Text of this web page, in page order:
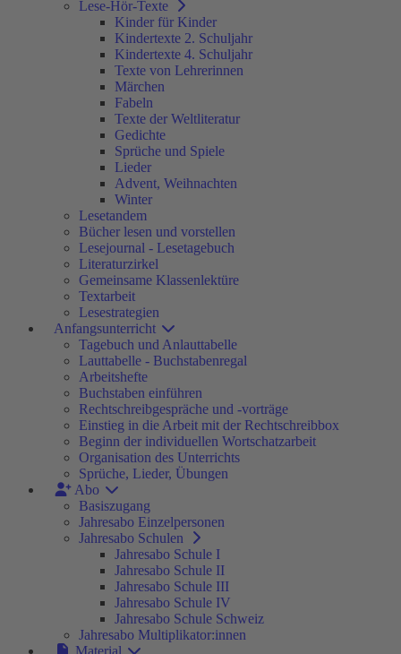
Lese-Hör-Texte
Kinder für Kinder
Kindertexte 2. Schuljahr
Kindertexte 4. Schuljahr
Texte von Lehrerinnen
Märchen
Fabeln
Texte der Weltliteratur
Gedichte
Sprüche und Spiele
Lieder
Advent, Weihnachten
Winter
Lesetandem
Bücher lesen und vorstellen
Lesejournal - Lesetagebuch
Literaturzirkel
Gemeinsame Klassenlektüre
Textarbeit
Lesestrategien
Anfangsunterricht
Tagebuch und Anlauttabelle
Lauttabelle - Buchstabenregal
Arbeitshefte
Buchstaben einführen
Rechtschreibgespräche und -vorträge
Einstieg in die Arbeit mit der Rechtschreibbox
Beginn der individuellen Wortschatzarbeit
Organisation des Unterrichts
Sprüche, Lieder, Übungen
Abo
Basiszugang
Jahresabo Einzelpersonen
Jahresabo Schulen
Jahresabo Schule I
Jahresabo Schule II
Jahresabo Schule III
Jahresabo Schule IV
Jahresabo Schule Schweiz
Jahresabo Multiplikator:innen
Material